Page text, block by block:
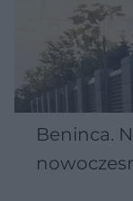
Beninca.